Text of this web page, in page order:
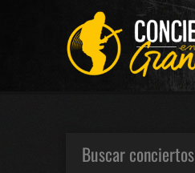
Buscar conciertos